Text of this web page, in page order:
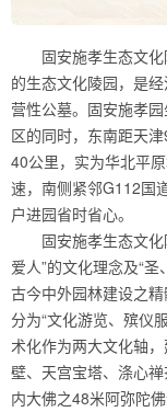
固安施孝生态文
的生态文化陵园，是
营性公墓。固安施孝
区的同时，东南距天
40公里，实为华北平
速，南侧紧邻G112国
户进园省时省心。
固安施孝生态文
爱人”的文化理念及“
古今中外园林建设之
分为“文化游览、殡仪
术化作为两大文化轴
壁、天宫宝塔、涤心
内大佛之48米阿弥陀